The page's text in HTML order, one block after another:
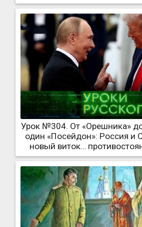
Урок №304. От «Орешника» до
один «Посейдон»: Россия и
новый виток…